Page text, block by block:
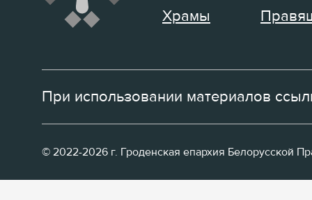
Храмы
При использовании материалов
© 2022-2026 г. Гроденская епархия Белорусской